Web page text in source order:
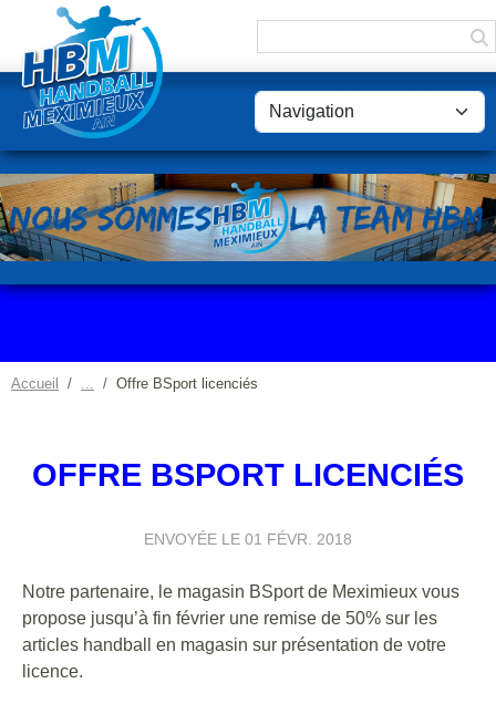
Accueil Offre BSport licenciés
OFFRE BSPORT LICENCIÉS
ENVOYÉE LE 01 FÉVR. 2018
Notre partenaire, le magasin BSport de Meximieux vous
propose jusqu’à fin février une remise de 50% sur les
articles handball en magasin sur présentation de votre
licence.
Panneau de gestion des cookies